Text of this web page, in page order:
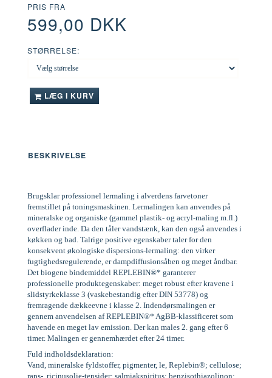
PRIS FRA
599,00 DKK
STØRRELSE:
LÆG I KURV
BESKRIVELSE
Brugsklar professionel lermaling i alverdens farvetoner
fremstillet på toningsmaskinen. Lermalingen kan anvendes på
mineralske og organiske (gammel plastik- og acryl-maling m.fl.)
overflader inde. Da den tåler vandstænk, kan den også anvendes i
køkken og bad. Talrige positive egenskaber taler for den
konsekvent økologiske dispersions-lermaling: den virker
fugtighedsregulerende, er dampdiffusionsåben og meget åndbar.
Det biogene bindemiddel REPLEBIN®* garanterer
professionelle produktegenskaber: meget robust efter kravene i
slidstyrkeklasse 3 (vaskebestandig efter DIN 53778) og
fremragende dækkeevne i klasse 2. Indendørsmalingen er
gennem anvendelsen af REPLEBIN®* AgBB-klassificeret som
havende en meget lav emission. Der kan males 2. gang efter 6
timer. Malingen er gennemhærdet efter 24 timer.
Fuld indholdsdeklaration:
Vand, mineralske fyldstoffer, pigmenter, le, Replebin®; cellulose;
raps-, ricinusolie-tensider; salmiakspiritus; benzisothiazolinon;